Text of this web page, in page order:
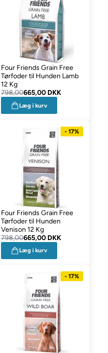
Four Friends Grain Free
Tørfoder til Hunden Lamb
12 Kg
798,00665,00 DKK
Læg i kurv
- 17%
Four Friends Grain Free
Tørfoder til Hunden
Venison 12 Kg
798,00665,00 DKK
Læg i kurv
- 17%